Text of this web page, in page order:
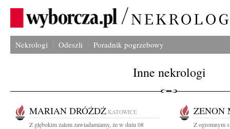
Nekrologi Odeszli Poradnik pogrzebowy
Inne nekrologi
MARIAN DRÓŻDŻ KATOWICE
Z głębokim żalem zawiadamiamy, że w dniu 08
ZENON
Z ogromnym